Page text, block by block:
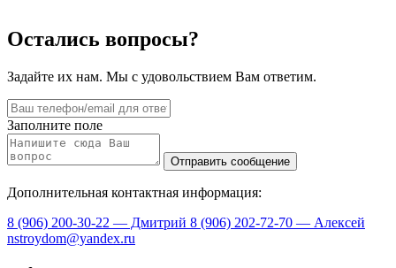
Остались вопросы?
Задайте их нам. Мы с удовольствием Вам ответим.
Заполните поле
Дополнительная контактная информация:
8 (906) 200-30-22 — Дмитрий 8 (906) 202-72-70 — Алексей
nstroydom@yandex.ru